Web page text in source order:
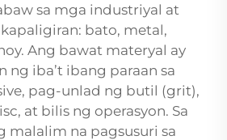
sa mga industriyal at
bato, metal,
Ang bawat materyal ay
ng iba’t ibang paraan sa
pag-unlad ng butil (grit),
at bilis ng operasyon. Sa
malalim na pagsusuri sa